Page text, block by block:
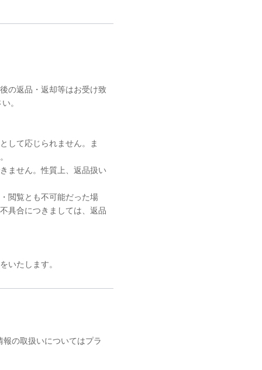
の返品・返却等はお受け致
。
して応じられません。ま
ません。性質上、返品扱い
閲覧とも不可能だった場
具合につきましては、返品
いたします。
の取扱いについてはプラ